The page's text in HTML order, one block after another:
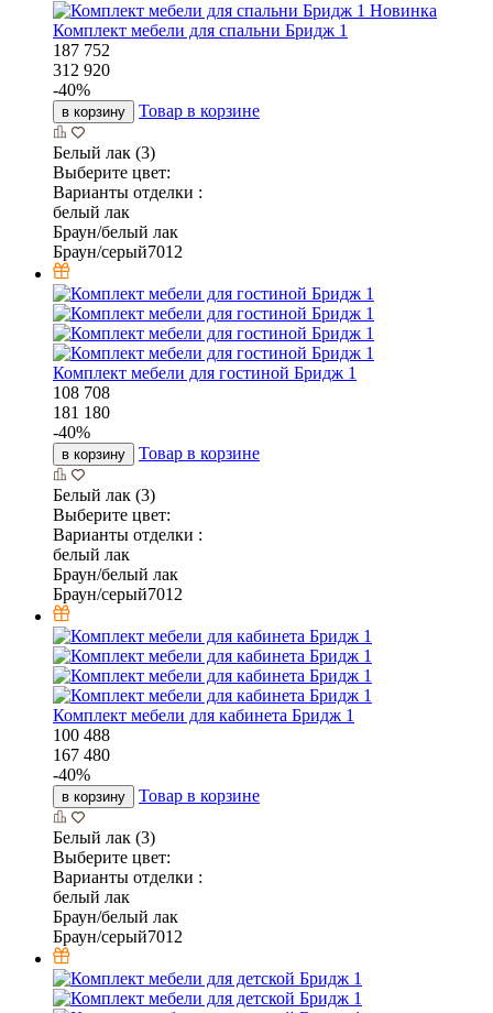
Новинка
Комплект мебели для спальни Бридж 1
187 752
312 920
-40%
в корзину Товар в корзине
Белый лак (3)
Выберите цвет:
Варианты отделки :
белый лак
Браун/белый лак
Браун/серый7012
Комплект мебели для гостиной Бридж 1
108 708
181 180
-40%
в корзину Товар в корзине
Белый лак (3)
Выберите цвет:
Варианты отделки :
белый лак
Браун/белый лак
Браун/серый7012
Комплект мебели для кабинета Бридж 1
100 488
167 480
-40%
в корзину Товар в корзине
Белый лак (3)
Выберите цвет:
Варианты отделки :
белый лак
Браун/белый лак
Браун/серый7012